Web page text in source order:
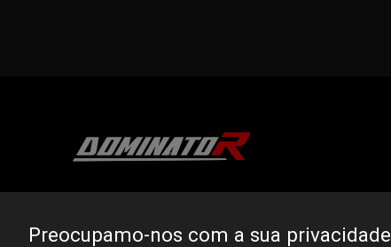
Ludowa 59, 43-514 Kaniów, POLAND
Preocupamo-nos com a sua privacidade